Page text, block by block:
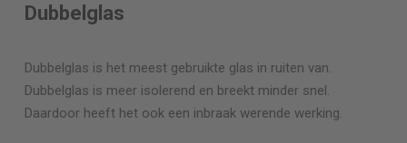
Dubbelglas
Dubbelglas is het meest gebruikte glas in ruiten van.
Dubbelglas is meer isolerend en breekt minder snel.
Daardoor heeft het ook een inbraak werende werking.